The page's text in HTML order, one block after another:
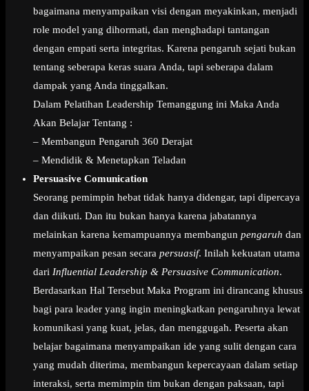
bagaimana menyampaikan visi dengan meyakinkan, menjadi
role model yang dihormati, dan menghadapi tantangan
dengan empati serta integritas. Karena pengaruh sejati bukan
tentang seberapa keras suara Anda, tapi seberapa dalam
dampak yang Anda tinggalkan.
Dalam Pelatihan Leadership Temanggung ini Maka Anda
Akan Belajar Tentang :
– Membangun Pengaruh 360 Derajat
– Mendidik & Menetapkan Teladan
Persuasive Comunication
Seorang pemimpin hebat tidak hanya didengar, tapi dipercaya
dan diikuti. Dan itu bukan hanya karena jabatannya
melainkan karena kemampuannya membangun pengaruh dan
menyampaikan pesan secara persuasif. Inilah kekuatan utama
dari Influential Leadership & Persuasive Communication.
Berdasarkan Hal Tersebut Maka Program ini dirancang khusus
bagi para leader yang ingin meningkatkan pengaruhnya lewat
komunikasi yang kuat, jelas, dan menggugah. Peserta akan
belajar bagaimana menyampaikan ide yang sulit dengan cara
yang mudah diterima, membangun kepercayaan dalam setiap
interaksi, serta memimpin tim bukan dengan paksaan, tapi